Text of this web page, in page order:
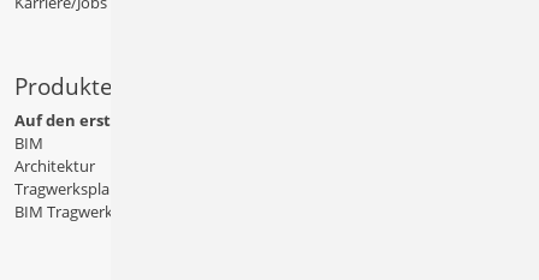
Produkte
Auf den ersten Blick
BIM
Architektur
Tragwerksplanung
BIM Tragwerksplanung